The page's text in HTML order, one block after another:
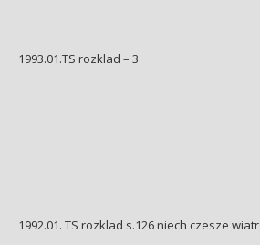
1993.01.TS rozklad – 3
1992.01. TS rozklad s.126 niech czesze wiatr